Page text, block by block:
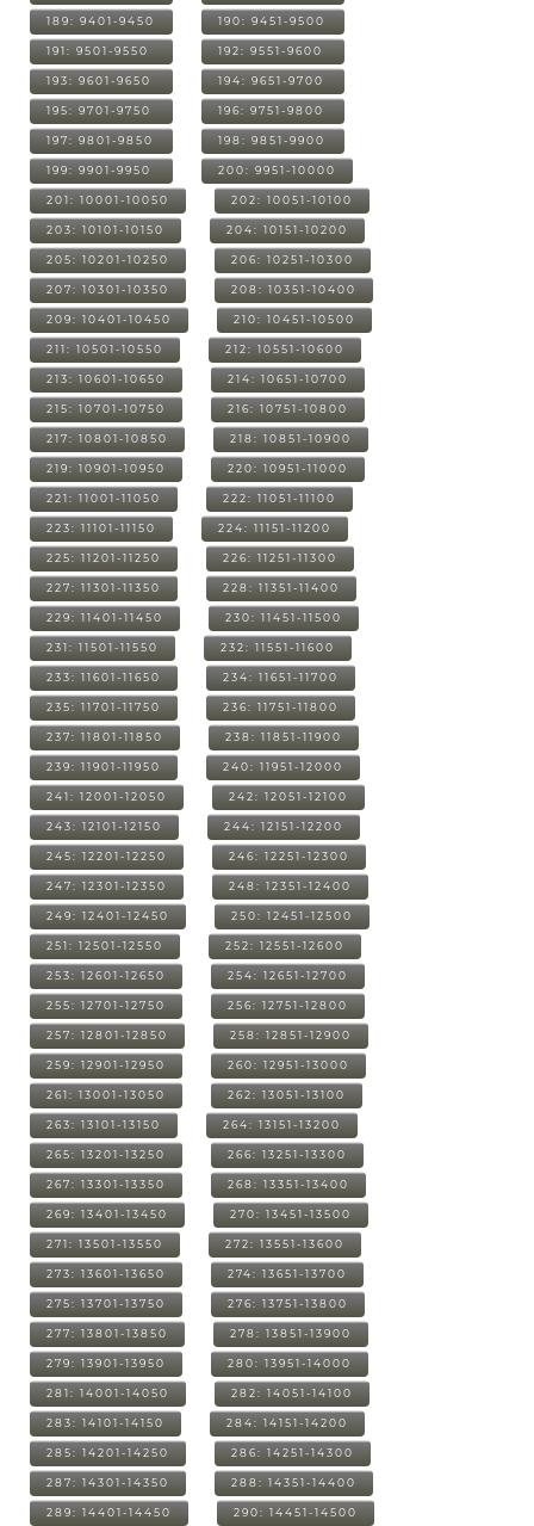
189: 9401-9450 190: 9451-9500
191: 9501-9550 192: 9551-9600
193: 9601-9650 194: 9651-9700
195: 9701-9750 196: 9751-9800
197: 9801-9850 198: 9851-9900
199: 9901-9950 200: 9951-10000
201: 10001-10050 202: 10051-10100
203: 10101-10150 204: 10151-10200
205: 10201-10250 206: 10251-10300
207: 10301-10350 208: 10351-10400
209: 10401-10450 210: 10451-10500
211: 10501-10550 212: 10551-10600
213: 10601-10650 214: 10651-10700
215: 10701-10750 216: 10751-10800
217: 10801-10850 218: 10851-10900
219: 10901-10950 220: 10951-11000
221: 11001-11050 222: 11051-11100
223: 11101-11150 224: 11151-11200
225: 11201-11250 226: 11251-11300
227: 11301-11350 228: 11351-11400
229: 11401-11450 230: 11451-11500
231: 11501-11550 232: 11551-11600
233: 11601-11650 234: 11651-11700
235: 11701-11750 236: 11751-11800
237: 11801-11850 238: 11851-11900
239: 11901-11950 240: 11951-12000
241: 12001-12050 242: 12051-12100
243: 12101-12150 244: 12151-12200
245: 12201-12250 246: 12251-12300
247: 12301-12350 248: 12351-12400
249: 12401-12450 250: 12451-12500
251: 12501-12550 252: 12551-12600
253: 12601-12650 254: 12651-12700
255: 12701-12750 256: 12751-12800
257: 12801-12850 258: 12851-12900
259: 12901-12950 260: 12951-13000
261: 13001-13050 262: 13051-13100
263: 13101-13150 264: 13151-13200
265: 13201-13250 266: 13251-13300
267: 13301-13350 268: 13351-13400
269: 13401-13450 270: 13451-13500
271: 13501-13550 272: 13551-13600
273: 13601-13650 274: 13651-13700
275: 13701-13750 276: 13751-13800
277: 13801-13850 278: 13851-13900
279: 13901-13950 280: 13951-14000
281: 14001-14050 282: 14051-14100
283: 14101-14150 284: 14151-14200
285: 14201-14250 286: 14251-14300
287: 14301-14350 288: 14351-14400
289: 14401-14450 290: 14451-14500